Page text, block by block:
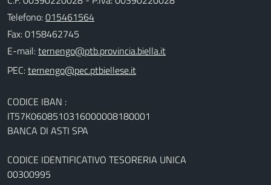
Telefono:015461564
Fax: 0158462745
E-mail:
PEC:
CODICE IBAN :
IT57K0608510316000008180001
BANCA DI ASTI SPA
CODICE IDENTIFICATIVO TESORERIA UNICA
00300995